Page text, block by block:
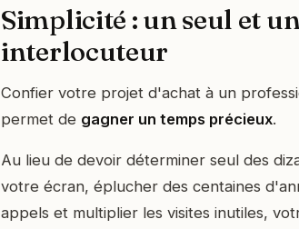
Simplicité : un seul et
interlocuteur
Confier votre projet d'achat à un
permet de gagner un temps précieux.
Au lieu de devoir déterminer seul des
votre écran, éplucher des centaines
appels et multiplier les visites inutiles,